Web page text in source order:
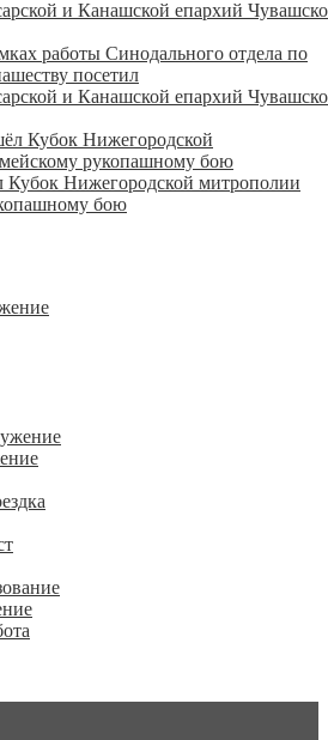
работы Синодального отдела по
посетил
и Канашской епархий
Нижегородской митрополии
бою